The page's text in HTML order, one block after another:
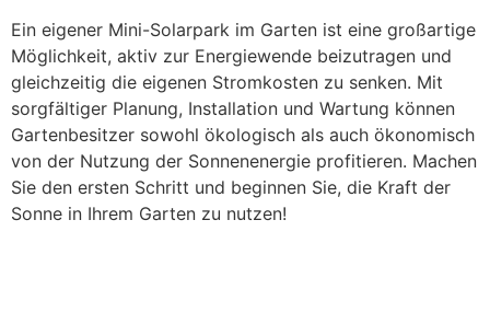
Ein eigener Mini-Solarpark im Garten ist eine großartige
Möglichkeit, aktiv zur Energiewende beizutragen und
gleichzeitig die eigenen Stromkosten zu senken. Mit
sorgfältiger Planung, Installation und Wartung können
Gartenbesitzer sowohl ökologisch als auch ökonomisch
von der Nutzung der Sonnenenergie profitieren. Machen
Sie den ersten Schritt und beginnen Sie, die Kraft der
Sonne in Ihrem Garten zu nutzen!